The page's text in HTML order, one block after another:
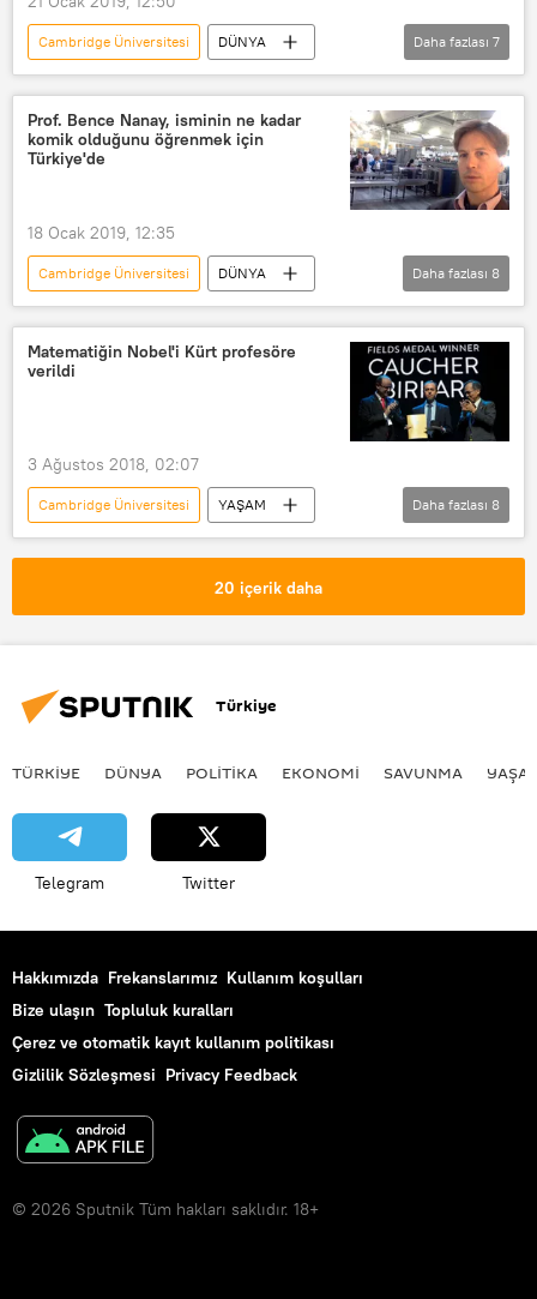
Utrecht Farmasötik Bilimler Enstitüsü
Uluslararası Akşamdan Kalma Araştırma Grubu
Şarap
inceleme
Cambridge Üniversitesi
DÜNYA
Avrupa
Türkiye
Haberler
TÜRKİYE
İngiltere
Bence Nanay
Bilkent Üniversitesi
Daha fazlası 7
Prof. Bence Nanay, isminin ne kadar
komik olduğunu öğrenmek için
Türkiye'de
18 Ocak 2019, 12:35
Cambridge Üniversitesi
DÜNYA
Türkiye
Haberler
TÜRKİYE
İstanbul Havalimanı
Bence Nanay
isim
Daha fazlası 8
Matematiğin Nobel'i Kürt profesöre
verildi
3 Ağustos 2018, 02:07
Cambridge Üniversitesi
YAŞAM
Bilim
Haberler
İngiltere
Uluslararası Matematikçiler Birliği
Fields Madalyası
Daha fazlası 8
20 içerik daha
Türkiye
TÜRKIYE DÜNYA POLİTİKA EKONOMİ SAVUNMA
Telegram Twitter
Hakkımızda Frekanslarımız Kullanım koşulları
Bize ulaşın Topluluk kuralları
Çerez ve otomatik kayıt kullanım politikası
Gizlilik Sözleşmesi Privacy Feedback
© 2026 Sputnik Tüm hakları saklıdır. 18+